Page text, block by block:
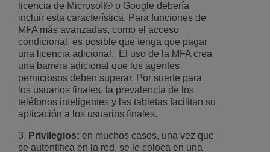
licencia de Microsoft® o Google debería
incluir esta característica. Para funciones de
MFA más avanzadas, como el acceso
condicional, es posible que tenga que pagar
una licencia adicional. El uso de la MFA crea
una barrera adicional que los agentes
perniciosos deben superar. Por suerte para
los usuarios finales, la prevalencia de los
teléfonos inteligentes y las tabletas facilitan su
aplicación a los usuarios finales.
3. Privilegios: en muchos casos, una vez que
se autentifica en la red, se le coloca en una